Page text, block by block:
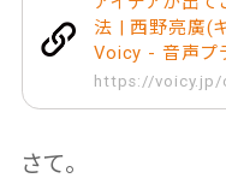
法 | 西野亮廣(
Voicy - 音声プ
https://voicy.jp/
さて。